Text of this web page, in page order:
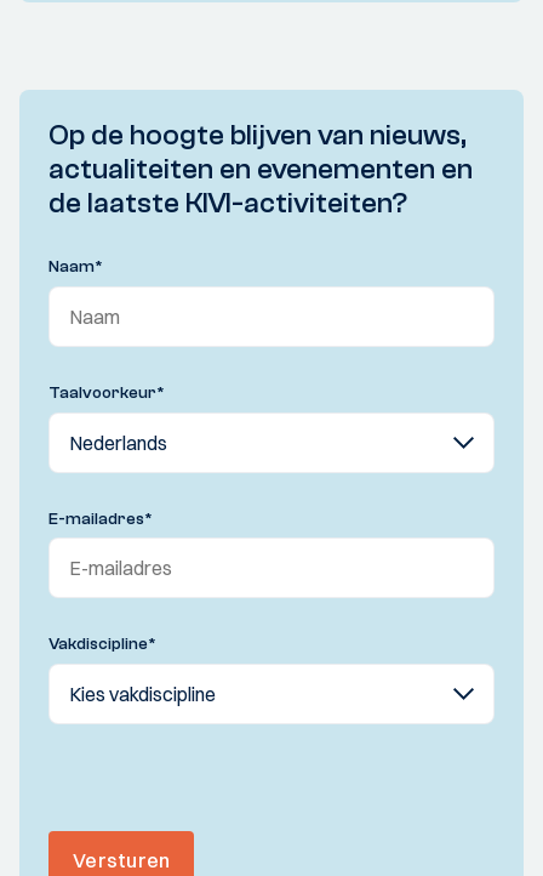
Op de hoogte blijven van nieuws,
actualiteiten en evenementen en
de laatste KIVI-activiteiten?
Naam*
Taalvoorkeur*
E-mailadres*
Vakdiscipline*
Versturen